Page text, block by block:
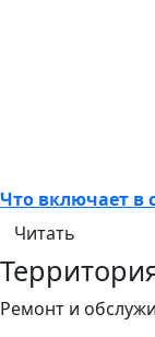
Что включает в
Читать
Ремонт и